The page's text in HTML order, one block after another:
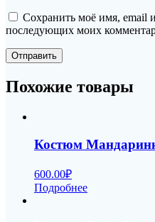
Сохранить моё имя, email
последующих моих
Похожие товары
Костюм
600.00₽
Подробнее